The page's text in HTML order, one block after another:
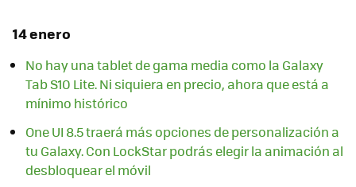
14 enero
No hay una tablet de gama media como la Galaxy
Tab S10 Lite. Ni siquiera en precio, ahora que está a
mínimo histórico
One UI 8.5 traerá más opciones de personalización a
tu Galaxy. Con LockStar podrás elegir la animación al
desbloquear el móvil